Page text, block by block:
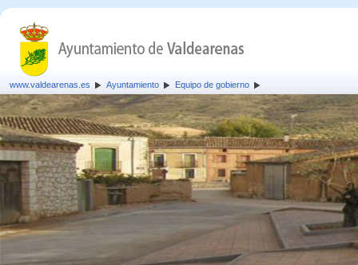
www.valdearenas.es Ayuntamiento Equipo de gobierno